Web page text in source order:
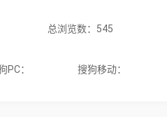
总浏览数：545
PC： 搜狗移动：